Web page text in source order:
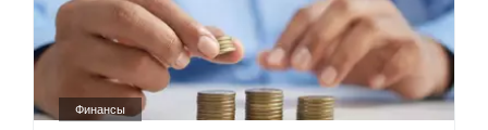
Финансы